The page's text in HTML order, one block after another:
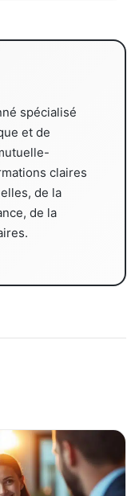
spécialisé
et de
claires
de la
de la